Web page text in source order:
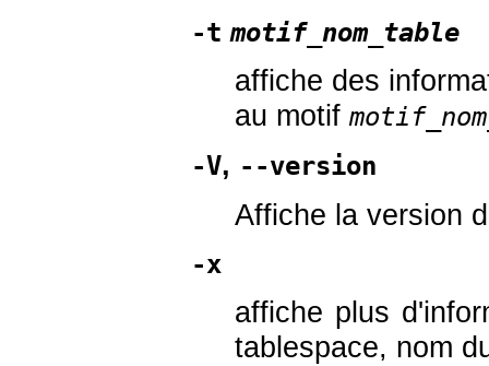
-t motif_nom_table
affiche des
au motif
-V, --version
Affiche la version
-x
affiche plus
tablespace, nom